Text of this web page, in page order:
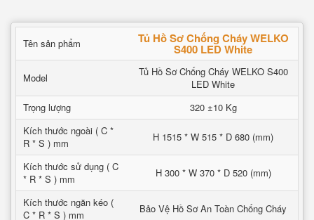
Tên sản phẩm Tủ Hồ Sơ Chống Cháy WELKO
S400 LED White
Model
Tủ Hồ Sơ Chống Cháy WELKO S400
LED White
Trọng lượng
320 ±10 Kg
Kích thước ngoài ( C *
R * S ) mm
H 1515 * W 515 * D 680 (mm)
Kích thước sử dụng ( C
* R * S ) mm
H 300 * W 370 * D 520 (mm)
Kích thước ngăn kéo (
C * R * S ) mm
Bảo Vệ Hồ Sơ An Toàn Chống Cháy